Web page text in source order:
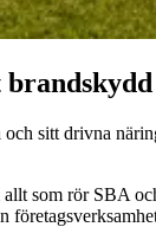
brandskydd
sitt drivna
som rör SBA